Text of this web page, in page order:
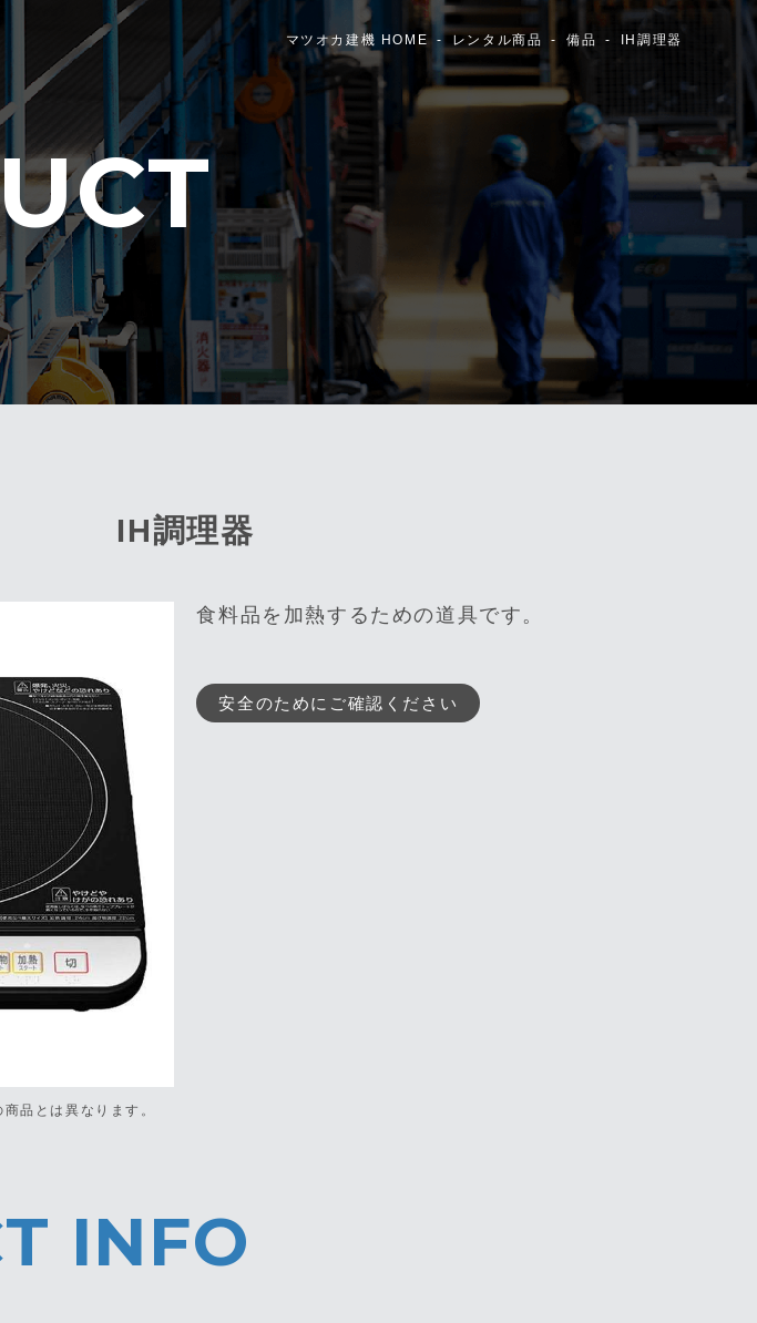
マツオカ建機 HOME レンタル商品 備品 IH調理器
IH調理器
商品とは異なります。
食料品を加熱するための道具です。
安全のためにご確認ください
INFO